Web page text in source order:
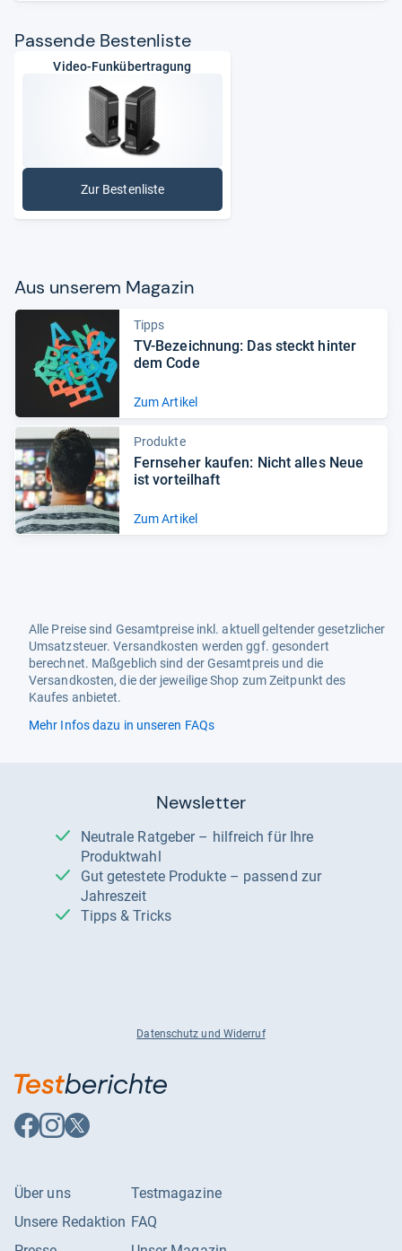
Pas­sende Bes­ten­liste
Video-Funkübertragung
Zur Bestenliste: Video-Funkübertragung
Aus unse­rem Maga­zin
Tipps
TV-​Bezeich­nung: Das steckt hin­ter
dem Code
Zum Artikel
Produkte
Fern­se­her kau­fen: Nicht alles Neue
ist vor­teil­haft
Zum Artikel
Alle Preise sind Gesamtpreise inkl. aktuell geltender gesetzlicher
Umsatzsteuer. Versandkosten werden ggf. gesondert
berechnet. Maßgeblich sind der Gesamtpreis und die
Versandkosten, die der jeweilige Shop zum Zeitpunkt des
Kaufes anbietet.
Mehr Infos dazu in unseren FAQs
Newsletter
Neutrale Ratgeber – hilfreich für Ihre
Produktwahl
Gut getestete Produkte – passend zur
Jahreszeit
Tipps & Tricks
Datenschutz und Widerruf
Auf
Facebook
Auf
Instagram
Auf
X
Über uns
Unsere Redaktion
Testmagazine
FAQ